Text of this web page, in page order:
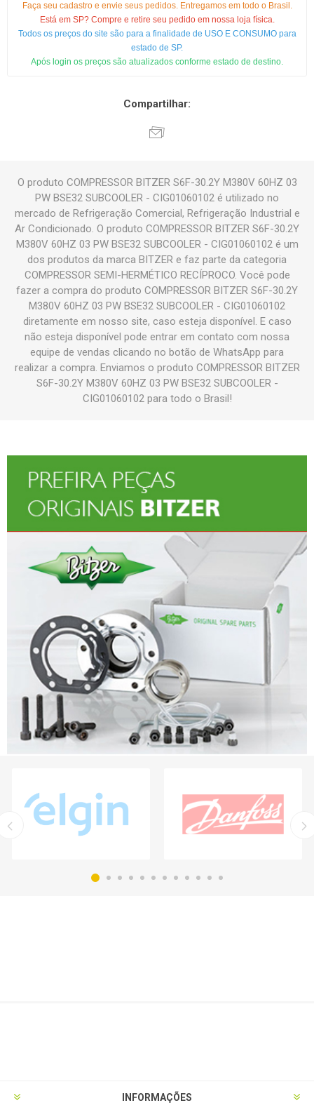
Faça seu cadastro e envie seus pedidos. Entregamos em todo o Brasil.
Está em SP? Compre e retire seu pedido em nossa loja física.
Todos os preços do site são para a finalidade de USO E CONSUMO para
estado de SP.
Após login os preços são atualizados conforme estado de destino.
Compartilhar:
O produto COMPRESSOR BITZER S6F-30.2Y M380V 60HZ 03
PW BSE32 SUBCOOLER - CIG01060102 é utilizado no
mercado de Refrigeração Comercial, Refrigeração Industrial e
Ar Condicionado. O produto COMPRESSOR BITZER S6F-30.2Y
M380V 60HZ 03 PW BSE32 SUBCOOLER - CIG01060102 é um
dos produtos da marca BITZER e faz parte da categoria
COMPRESSOR SEMI-HERMÉTICO RECÍPROCO. Você pode
fazer a compra do produto COMPRESSOR BITZER S6F-30.2Y
M380V 60HZ 03 PW BSE32 SUBCOOLER - CIG01060102
diretamente em nosso site, caso esteja disponível. E caso
não esteja disponível pode entrar em contato com nossa
equipe de vendas clicando no botão de WhatsApp para
realizar a compra. Enviamos o produto COMPRESSOR BITZER
S6F-30.2Y M380V 60HZ 03 PW BSE32 SUBCOOLER -
CIG01060102 para todo o Brasil!
INFORMAÇÕES